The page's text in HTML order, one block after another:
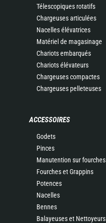
Télescopiques rotatifs
Chargeuses articulées
Nacelles élévatrices
Matériel de magasinage
Chariots embarqués
Chariots élévateurs
Chargeuses compactes
Chargeuses pelleteuses
ACCESSOIRES
Godets
Pinces
Manutention sur fourches
Fourches et Grappins
Potences
Nacelles
Bennes
Balayeuses et Nettoyeurs